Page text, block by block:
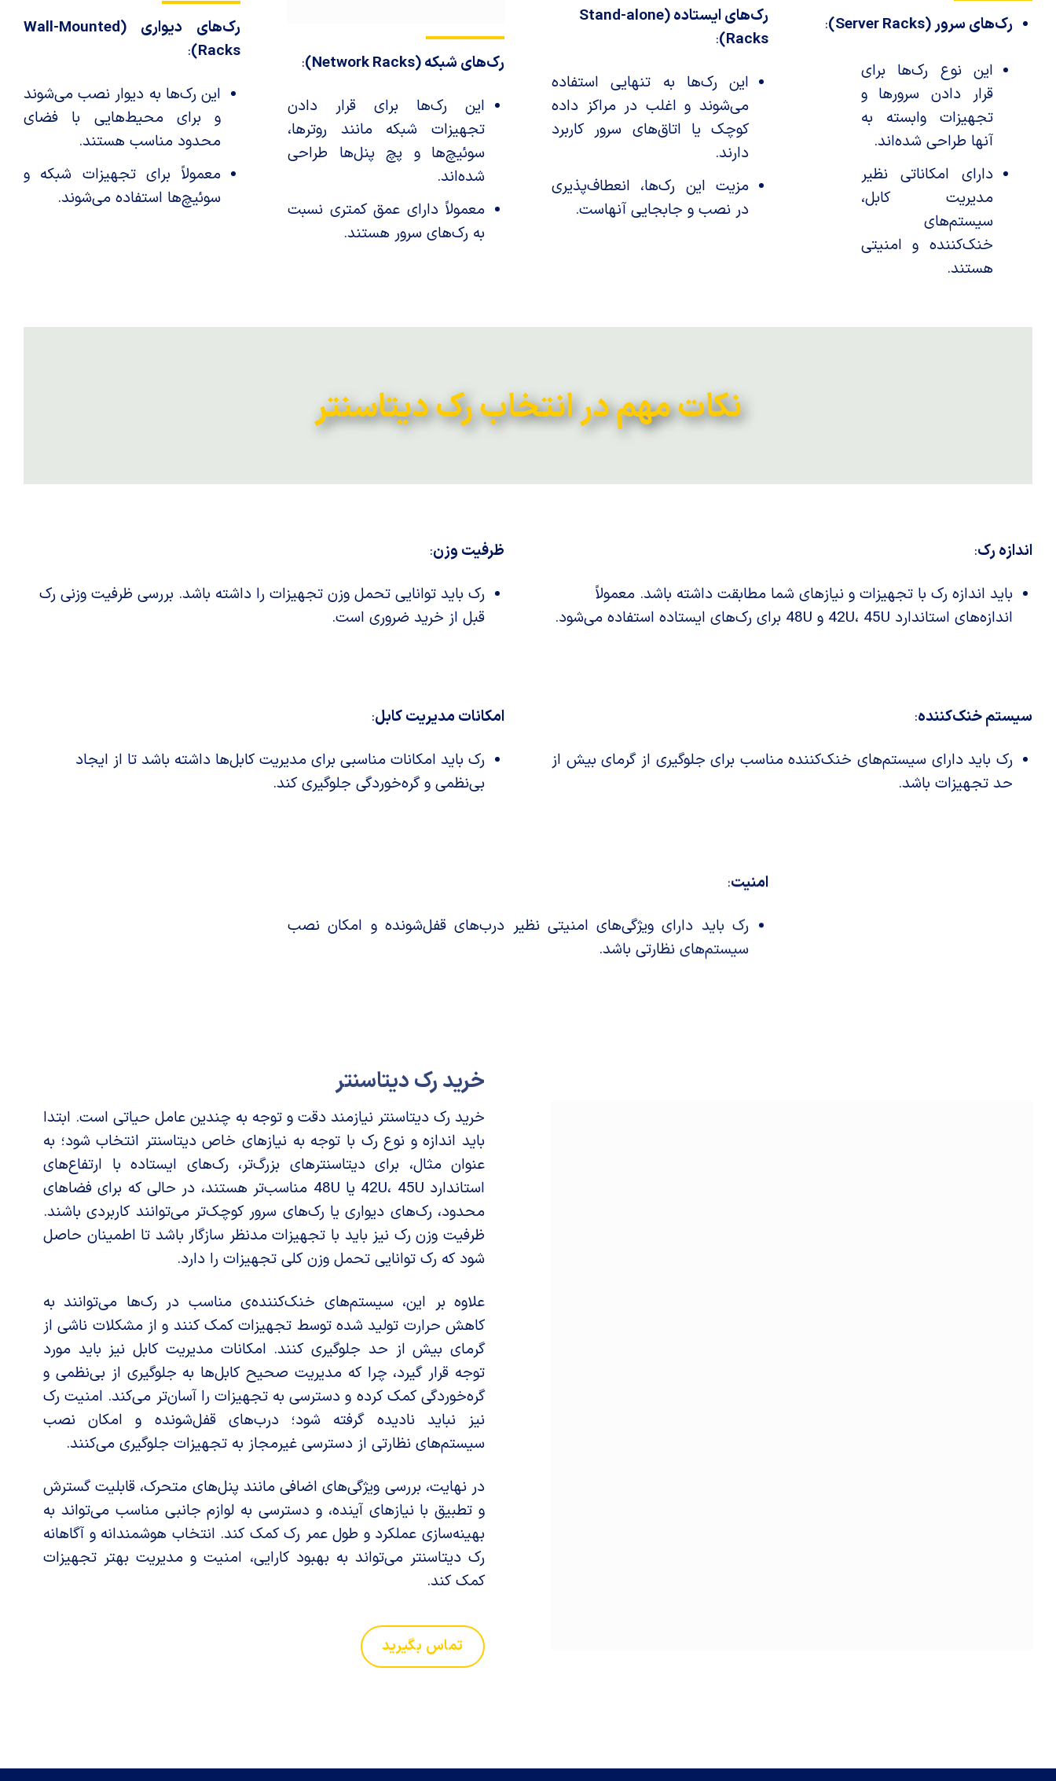
رک‌های سرور (Server Racks) :
این نوع رک‌ها برای
قرار دادن سرورها و
تجهیزات وابسته به
آنها طراحی شده‌اند.
دارای امکاناتی نظیر
مدیریت کابل،
سیستم‌های
خنک‌کننده و امنیتی
هستند.
رک‌های ایستاده (Stand-alone
Racks)
:
این رک‌ها به تنهایی استفاده
می‌شوند و اغلب در مراکز داده
کوچک یا اتاق‌های سرور کاربرد
دارند.
مزیت این رک‌ها، انعطاف‌پذیری
در نصب و جابجایی آنهاست.
رک‌های شبکه (Network Racks)
:
این رک‌ها برای قرار دادن
تجهیزات شبکه مانند روترها،
سوئیچ‌ها و پچ پنل‌ها طراحی
شده‌اند.
معمولاً دارای عمق کمتری نسبت
به رک‌های سرور هستند.
رک‌های دیواری (Wall-Mounted
Racks)
:
این رک‌ها به دیوار نصب می‌شوند
و برای محیط‌هایی با فضای
محدود مناسب هستند.
معمولاً برای تجهیزات شبکه و
سوئیچ‌ها استفاده می‌شوند.
نکات مهم در انتخاب رک دیتاسنتر
اندازه رک:
باید اندازه رک با تجهیزات و نیازهای شما مطابقت داشته باشد. معمولاً
اندازه‌های استاندارد 42U، 45U و 48U برای رک‌های ایستاده استفاده می‌شود.
ظرفیت وزن:
رک باید توانایی تحمل وزن تجهیزات را داشته باشد. بررسی ظرفیت وزنی رک
قبل از خرید ضروری است.
سیستم خنک‌کننده:
رک باید دارای سیستم‌های خنک‌کننده مناسب برای جلوگیری از گرمای بیش از
حد تجهیزات باشد.
امکانات مدیریت کابل:
رک باید امکانات مناسبی برای مدیریت کابل‌ها داشته باشد تا از ایجاد
بی‌نظمی و گره‌خوردگی جلوگیری کند.
امنیت:
رک باید دارای ویژگی‌های امنیتی نظیر درب‌های قفل‌شونده و امکان نصب
سیستم‌های نظارتی باشد.
خرید رک دیتاسنتر
خرید رک دیتاسنتر نیازمند دقت و توجه به چندین عامل حیاتی است. ابتدا
باید اندازه و نوع رک با توجه به نیازهای خاص دیتاسنتر انتخاب شود؛ به
عنوان مثال، برای دیتاسنترهای بزرگ‌تر، رک‌های ایستاده با ارتفاع‌های
استاندارد 42U، 45U یا 48U مناسب‌تر هستند، در حالی که برای فضاهای
محدود، رک‌های دیواری یا رک‌های سرور کوچک‌تر می‌توانند کاربردی باشند.
ظرفیت وزن رک نیز باید با تجهیزات مدنظر سازگار باشد تا اطمینان حاصل
شود که رک توانایی تحمل وزن کلی تجهیزات را دارد.
علاوه بر این، سیستم‌های خنک‌کننده‌ی مناسب در رک‌ها می‌توانند به
کاهش حرارت تولید شده توسط تجهیزات کمک کنند و از مشکلات ناشی از
گرمای بیش از حد جلوگیری کنند. امکانات مدیریت کابل نیز باید مورد
توجه قرار گیرد، چرا که مدیریت صحیح کابل‌ها به جلوگیری از بی‌نظمی و
گره‌خوردگی کمک کرده و دسترسی به تجهیزات را آسان‌تر می‌کند. امنیت رک
نیز نباید نادیده گرفته شود؛ درب‌های قفل‌شونده و امکان نصب
سیستم‌های نظارتی از دسترسی غیرمجاز به تجهیزات جلوگیری می‌کنند.
در نهایت، بررسی ویژگی‌های اضافی مانند پنل‌های متحرک، قابلیت گسترش
و تطبیق با نیازهای آینده، و دسترسی به لوازم جانبی مناسب می‌تواند به
بهینه‌سازی عملکرد و طول عمر رک کمک کند. انتخاب هوشمندانه و آگاهانه
رک دیتاسنتر می‌تواند به بهبود کارایی، امنیت و مدیریت بهتر تجهیزات
کمک کند.
تماس بگیرید